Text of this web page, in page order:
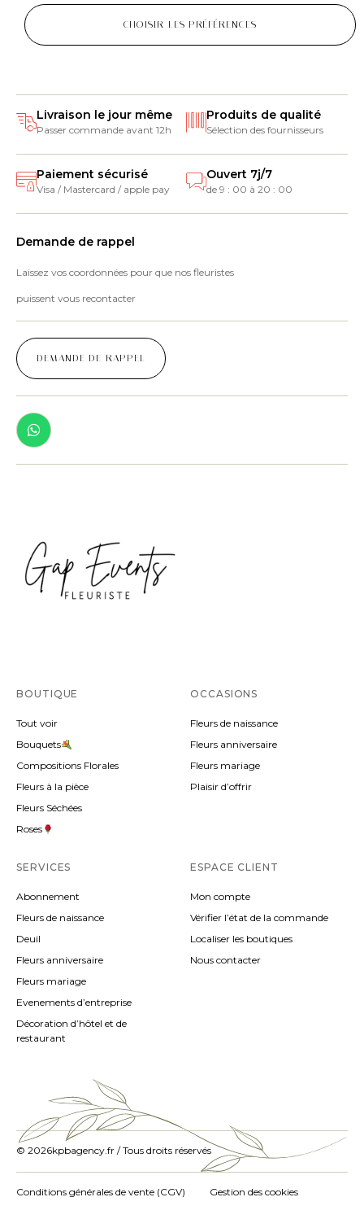
CHOISIR LES PRÉFÉRENCES
Livraison le jour même
Passer commande avant 12h
Produits de qualité
Sélection des fournisseurs
Paiement sécurisé
Visa / Mastercard / apple pay
Ouvert 7j/7
de 9 : 00 à 20 : 00
Demande de rappel
Laissez vos coordonnées pour que nos fleuristes
puissent vous recontacter
DEMANDE DE RAPPEL
BOUTIQUE
Tout voir
Bouquets
Compositions Florales
Fleurs à la pièce
Fleurs Séchées
Roses
OCCASIONS
Fleurs de naissance
Fleurs anniversaire
Fleurs mariage
Plaisir d’offrir
SERVICES
Abonnement
Fleurs de naissance
Deuil
Fleurs anniversaire
Fleurs mariage
Evenements d’entreprise
Décoration d’hôtel et de
restaurant
ESPACE CLIENT
Mon compte
Vérifier l’état de la commande
Localiser les boutiques
Nous contacter
© 2026kpbagency.fr / Tous droits réservés
Conditions générales de vente (CGV) Gestion des cookies